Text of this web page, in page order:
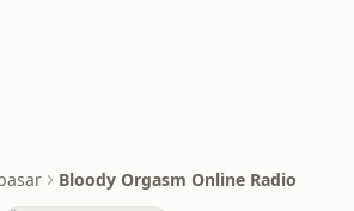
Bloody Orgasm Online Radio